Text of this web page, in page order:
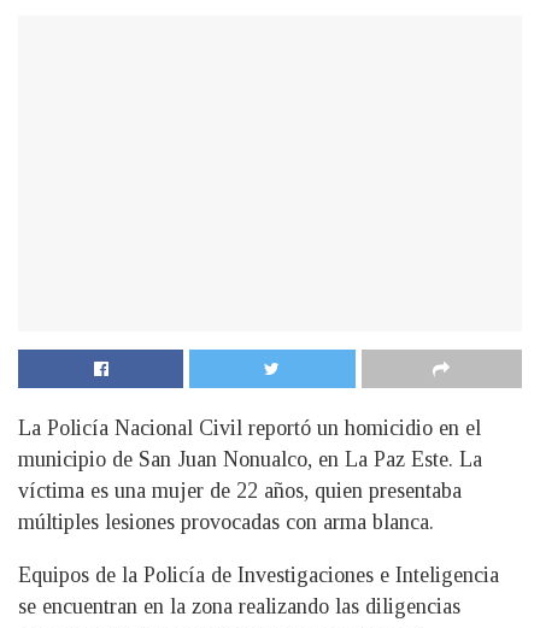
La Policía Nacional Civil reportó un homicidio en el
municipio de San Juan Nonualco, en La Paz Este. La
víctima es una mujer de 22 años, quien presentaba
múltiples lesiones provocadas con arma blanca.
Equipos de la Policía de Investigaciones e Inteligencia
se encuentran en la zona realizando las diligencias